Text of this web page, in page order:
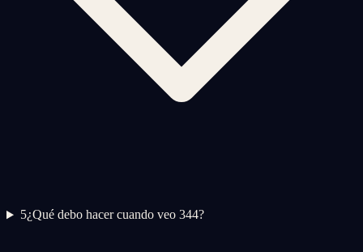
5¿Qué debo hacer cuando veo 344?